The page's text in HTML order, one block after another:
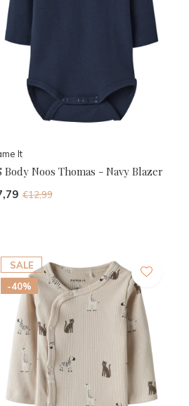
It
Body Noos Thomas - Navy Blazer
€12,99
SALE
-40%